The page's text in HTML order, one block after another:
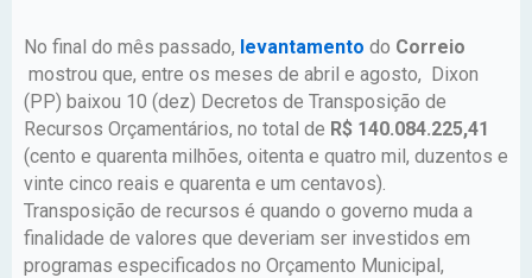
No final do mês passado, levantamento do Correio
mostrou que, entre os meses de abril e agosto, Dixon
(PP) baixou 10 (dez) Decretos de Transposição de
Recursos Orçamentários, no total de R$ 140.084.225,41
(cento e quarenta milhões, oitenta e quatro mil, duzentos e
vinte cinco reais e quarenta e um centavos).
Transposição de recursos é quando o governo muda a
finalidade de valores que deveriam ser investidos em
programas especificados no Orçamento Municipal,